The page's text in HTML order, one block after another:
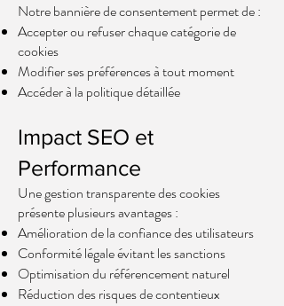
Notre bannière de consentement permet de :
Accepter ou refuser chaque catégorie de
cookies
Modifier ses préférences à tout moment
Accéder à la politique détaillée
Impact SEO et
Performance
Une gestion transparente des cookies
présente plusieurs avantages :
Amélioration de la confiance des utilisateurs
Conformité légale évitant les sanctions
Optimisation du référencement naturel
Réduction des risques de contentieux